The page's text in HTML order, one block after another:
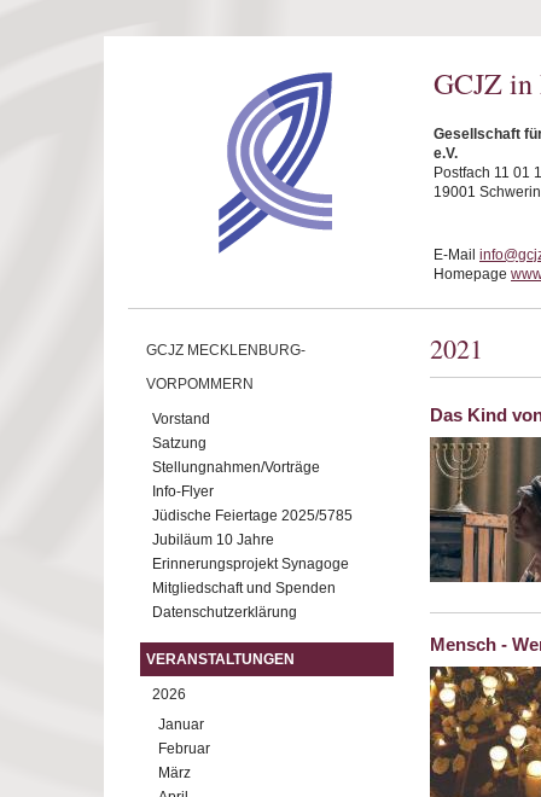
GCJZ in
Gesellschaft
e.V.
Postfach 11 01
19001 Schwerin
E-Mail
Homepage
GCJZ MECKLENBURG-
VORPOMMERN
Vorstand
Satzung
Stellungnahmen/Vorträge
Info-Flyer
Jüdische Feiertage 2025/5785
Jubiläum 10 Jahre
Erinnerungsprojekt Synagoge
Mitgliedschaft und Spenden
Datenschutzerklärung
VERANSTALTUNGEN
2026
Januar
Februar
März
2021
Das Kind
Mensch -